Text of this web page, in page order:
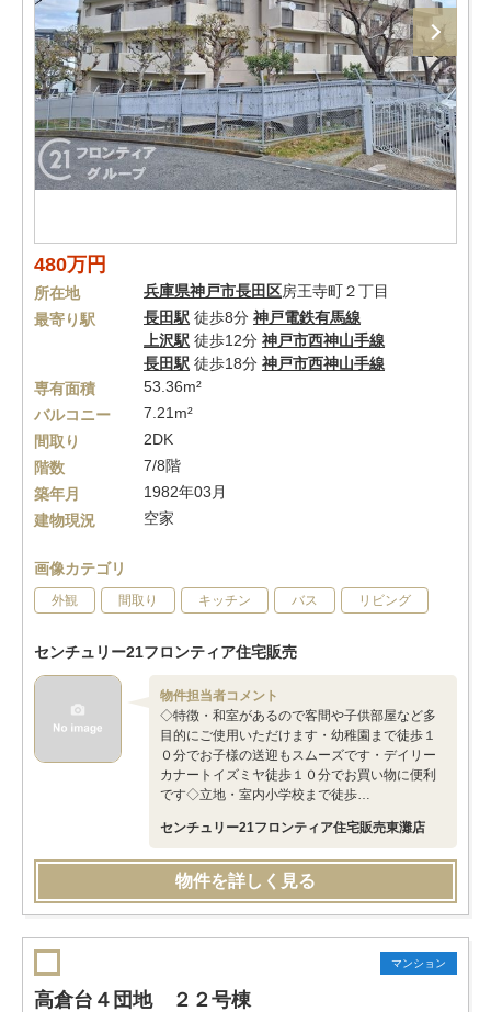
480万円
所在地 兵庫県神戸市長田区房王寺町２丁目
最寄り駅
長田駅 徒歩8分 神戸電鉄有馬線
上沢駅 徒歩12分 神戸市西神山手線
長田駅 徒歩18分 神戸市西神山手線
専有面積
53.36m²
バルコニー
7.21m²
間取り
2DK
階数
7/8階
築年月
1982年03月
建物現況
空家
画像カテゴリ
外観 間取り キッチン バス リビング
センチュリー21フロンティア住宅販売
物件担当者コメント
◇特徴・和室があるので客間や子供部屋など多
目的にご使用いただけます・幼稚園まで徒歩１
０分でお子様の送迎もスムーズです・デイリー
カナートイズミヤ徒歩１０分でお買い物に便利
です◇立地・室内小学校まで徒歩…
センチュリー21フロンティア住宅販売東灘店
物件を詳しく見る
マンション
高倉台４団地 ２２号棟